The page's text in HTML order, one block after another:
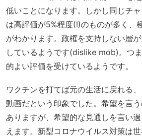
低いことになります。しかし同じチ
は高評価が5%程度(!)のものが多く、
がわかります。政権を支持しない層
しているようです(dislike mob)。つ
的よい評価を受けているようです。
ワクチンを打てば元の生活に戻れる
動画だという印象でした。希望を言
ありますが、希望的な見通しを言い
えます。新型コロナウイルス対策は